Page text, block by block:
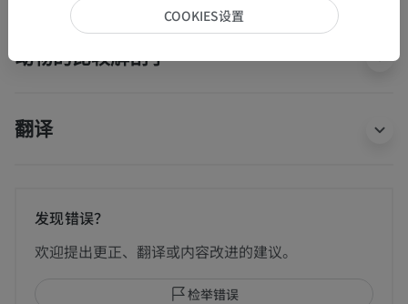
动物的比较解剖学
翻译
发现错误？
欢迎提出更正、翻译或内容改进的建议。
检举错误
COOKIES设置